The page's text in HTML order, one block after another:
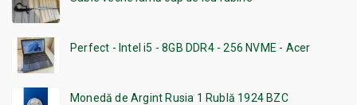
Perfect - Intel i5 - 8GB DDR4 - 256 NVME - Acer
Monedă de Argint Rusia 1 Rublă 1924 BZC